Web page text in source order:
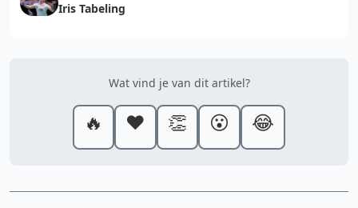
Iris Tabeling
Wat vind je van dit artikel?
🔥 ❤️ 👏 😮 😂